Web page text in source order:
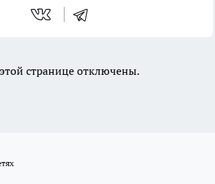
странице отключены.